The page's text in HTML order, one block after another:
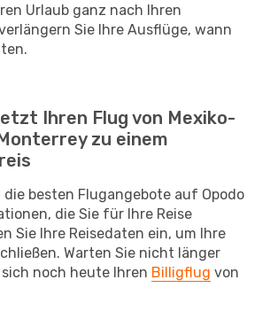
Urlaub ganz nach Ihren
Sie Ihre Ausflüge, wann
Ihren Flug von Mexiko-
zu einem
besten Flugangebote auf Opodo
die Sie für Ihre Reise
Sie Ihre Reisedaten ein, um Ihre
Warten Sie nicht länger
noch heute Ihren Billigflug von